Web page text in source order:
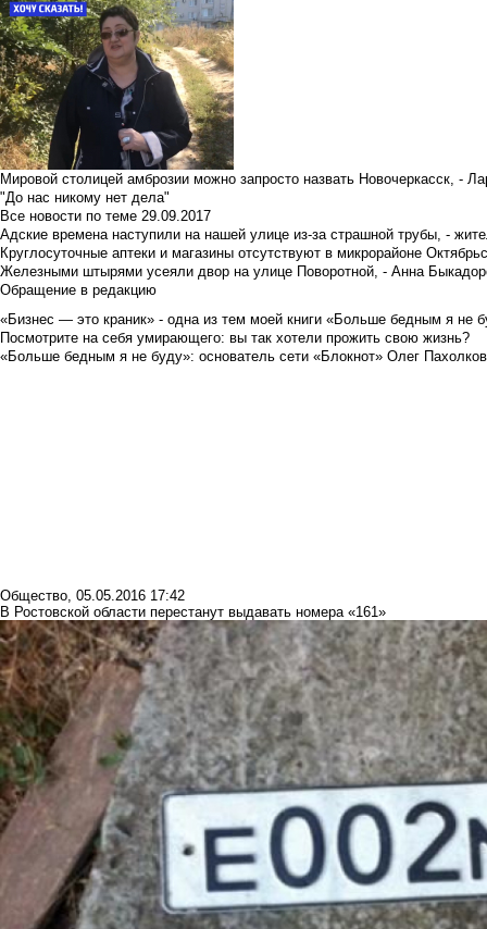
Мировой столицей амброзии можно запросто назвать Новочеркасск, -
"До нас никому нет дела"
Все новости по теме 29.09.2017
Адские времена наступили на нашей улице из-за страшной трубы, -
Круглосуточные аптеки и магазины отсутствуют в микрорайоне
Железными штырями усеяли двор на улице Поворотной, - Анна
Обращение в редакцию
«Бизнес — это краник» - одна из тем моей книги «Больше бедным я не
Посмотрите на себя умирающего: вы так хотели прожить свою жизнь?
«Больше бедным я не буду»: основатель сети «Блокнот» Олег Пахолков
Общество, 05.05.2016 17:42
В Ростовской области перестанут выдавать номера «161»